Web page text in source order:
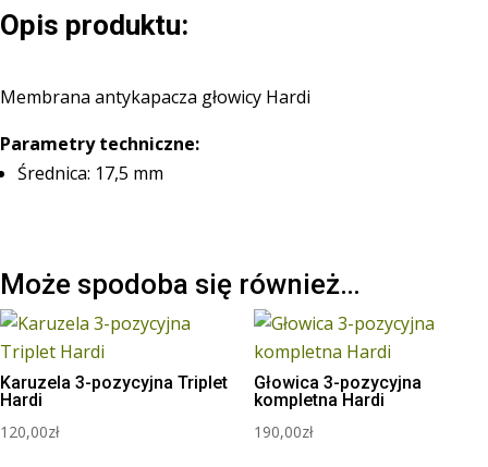
Opis produktu:
Membrana antykapacza głowicy Hardi
Parametry techniczne:
Średnica: 17,5 mm
Może spodoba się również…
Karuzela 3-pozycyjna Triplet
Hardi
120,00zł
Głowica 3-pozycyjna
kompletna Hardi
190,00zł